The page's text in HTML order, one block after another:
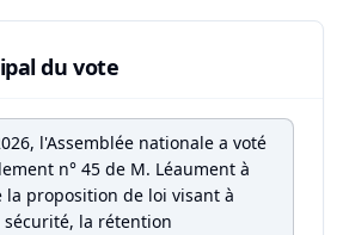
du vote
l'Assemblée nationale a voté
n° 45 de M. Léaument à
la proposition de loi visant à
la rétention